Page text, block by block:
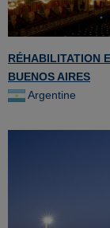
RÉHABILITATION
BUENOS AIRES
Argentine